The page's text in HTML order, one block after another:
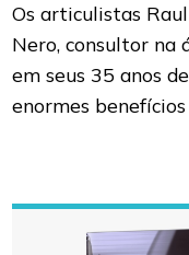
Os articulistas
Nero, consultor na
em seus 35 anos
enormes